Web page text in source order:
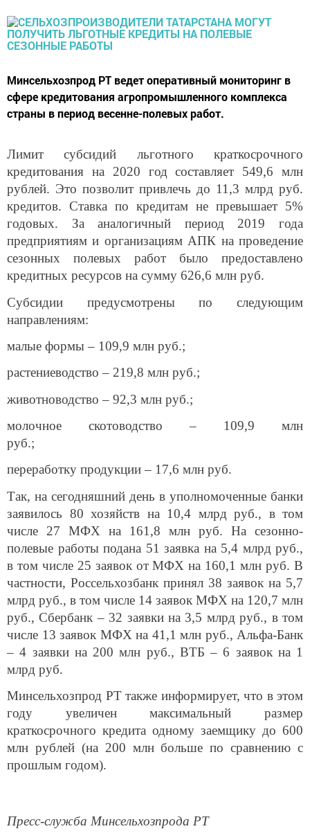
Минсельхозпрод РТ ведет оперативный мониторинг в
сфере кредитования агропромышленного комплекса
страны в период весенне-полевых работ.
Лимит субсидий льготного краткосрочного
кредитования на 2020 год составляет 549,6 млн
рублей. Это позволит привлечь до 11,3 млрд руб.
кредитов. Ставка по кредитам не превышает 5%
годовых. За аналогичный период 2019 года
предприятиям и организациям АПК на проведение
сезонных полевых работ было предоставлено
кредитных ресурсов на сумму 626,6 млн руб.
Субсидии предусмотрены по следующим
направлениям:
малые формы – 109,9 млн руб.;
растениеводство – 219,8 млн руб.;
животноводство – 92,3 млн руб.;
молочное скотоводство – 109,9 млн
руб.;
переработку продукции – 17,6 млн руб.
Так, на сегодняшний день в уполномоченные банки
заявилось 80 хозяйств на 10,4 млрд руб., в том
числе 27 МФХ на 161,8 млн руб. На сезонно-
полевые работы подана 51 заявка на 5,4 млрд руб.,
в том числе 25 заявок от МФХ на 160,1 млн руб. В
частности, Россельхозбанк принял 38 заявок на 5,7
млрд руб., в том числе 14 заявок МФХ на 120,7 млн
руб., Сбербанк – 32 заявки на 3,5 млрд руб., в том
числе 13 заявок МФХ на 41,1 млн руб., Альфа-Банк
– 4 заявки на 200 млн руб., ВТБ – 6 заявок на 1
млрд руб.
Минсельхозпрод РТ также информирует, что в этом
году увеличен максимальный размер
краткосрочного кредита одному заемщику до 600
млн рублей (на 200 млн больше по сравнению с
прошлым годом).
Пресс-служба Минсельхозпрода РТ